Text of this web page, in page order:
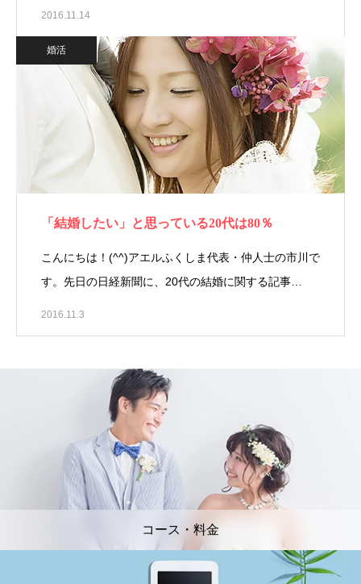
2016.11.14
婚活
「結婚したい」と思っている20代は80％
こんにちは！(^^)アエルふくしま代表・仲人士の市川で
す。先日の日経新聞に、20代の結婚に関する記事…
2016.11.3
コース・料金